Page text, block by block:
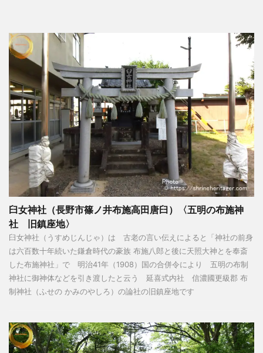
臼女神社（長野市篠ノ井布施高田唐臼）〈五明の布施神
社 旧鎮座地〉
臼女神社（うすめじんじゃ）は 古老の言い伝えによると「神社の前身
は六百数十年続いた鎌倉時代の豪族 布施八郎と後に天照大神とを奉斎
した布施神社」で 明治41年（1908）国の合併令により 五明の布制
神社に御神体などを引き渡したと云う 延喜式内社 信濃國更級郡 布
制神社（ふせの かみのやしろ）の論社の旧鎮座地です